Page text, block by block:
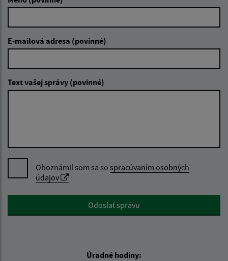
E-mailová adresa (povinné)
Text vašej správy (povinné)
Oboznámil som sa so spracúvaním osobných
údajov
Google reCaptcha ResponseOdoslať správu
Úradné hodiny: